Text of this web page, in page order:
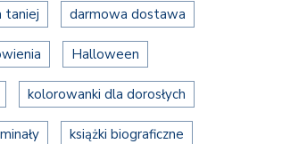
taniej darmowa dostawa
Halloween
kolorowanki dla dorosłych
książki biograficzne